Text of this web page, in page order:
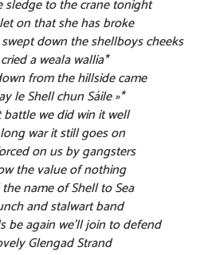
sledge to the crane tonight
on that she has broke
down the shellboys cheeks
a weala wallia*
from the hillside came
le Shell chun Sáile »*
we did win it well
war it still goes on
on us by gangsters
the value of nothing
name of Shell to Sea
and stalwart band
be again we’ll join to defend
Glengad Strand